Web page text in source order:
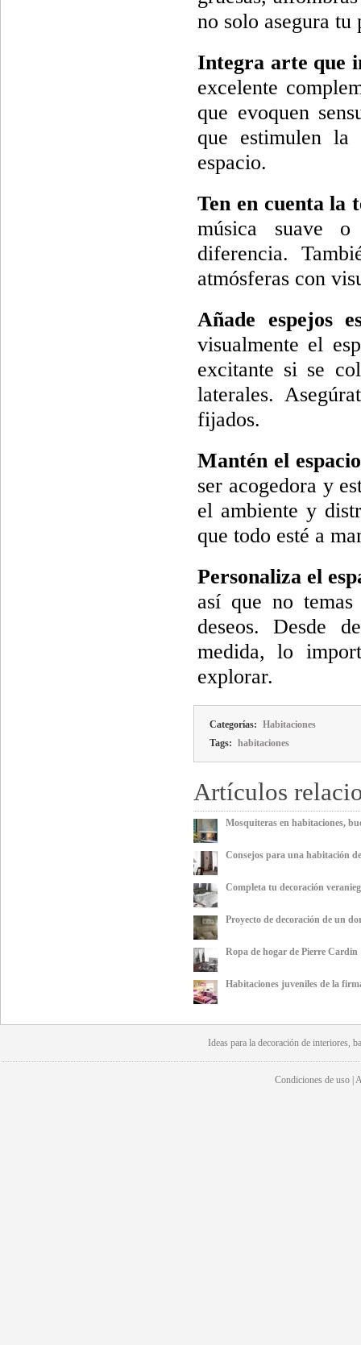
no solo asegura
Integra arte que
excelente
que evoquen
que estimulen
espacio.
Ten en cuenta la
música suave o
diferencia.
atmósferas con
Añade espejos
visualmente el
excitante si se
laterales.
fijados.
Mantén el
ser acogedora y
el ambiente y
que todo esté a
Personaliza el
así que no
deseos. Desde
medida, lo
explorar.
Categorías: Habitaciones
Tags: habitaciones
Artículos
Mosquiteras en habitaciones,
Consejos para una habitación
Completa tu decoración
Proyecto de decoración de un
Ropa de hogar de Pierre Cardin
Habitaciones juveniles de la
Ideas para ladecoración de interiores,
Condiciones de uso |